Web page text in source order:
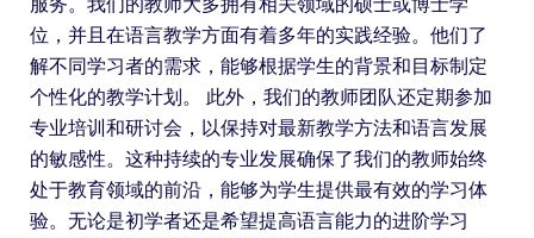
位，并且在语言教学方面有着多年的实践经验。他们了
解不同学习者的需求，能够根据学生的背景和目标制定
个性化的教学计划。 此外，我们的教师团队还定期参加
专业培训和研讨会，以保持对最新教学方法和语言发展
的敏感性。这种持续的专业发展确保了我们的教师始终
处于教育领域的前沿，能够为学生提供最有效的学习体
验。无论是初学者还是希望提高语言能力的进阶学习